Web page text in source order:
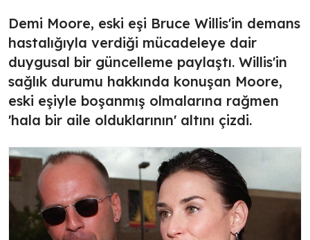
Demi Moore, eski eşi Bruce Willis'in demans
hastalığıyla verdiği mücadeleye dair
duygusal bir güncelleme paylaştı. Willis'in
sağlık durumu hakkında konuşan Moore,
eski eşiyle boşanmış olmalarına rağmen
'hala bir aile olduklarının' altını çizdi.